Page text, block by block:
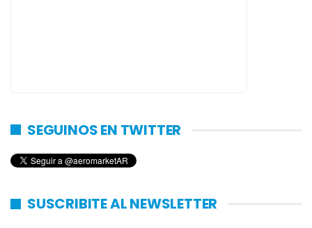
SEGUINOS EN TWITTER
SUSCRIBITE AL NEWSLETTER